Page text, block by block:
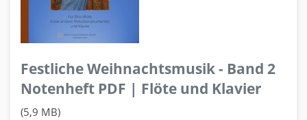
Festliche Weihnachtsmusik - Band 2
Notenheft PDF | Flöte und Klavier
(5,9 MB)